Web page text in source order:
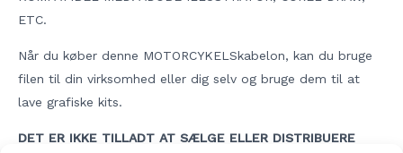
ETC.
Når du køber denne MOTORCYKELSkabelon, kan du bruge
filen til din virksomhed eller dig selv og bruge dem til at
lave grafiske kits.
DET ER IKKE TILLADT AT SÆLGE ELLER DISTRIBUERE